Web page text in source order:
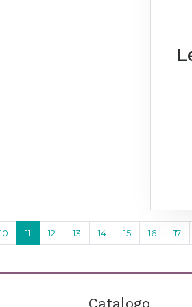
10 11 12 13 14 15 16 17
Catalogo